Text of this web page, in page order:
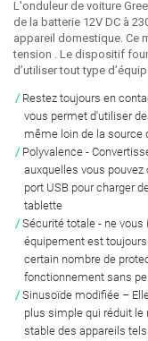
L'onduleur de voiture
de la batterie 12V DC à
appareil domestique. Ce
tension . Le dispositif
d’utiliser tout type
Restez toujours en
vous permet d'utiliser
même loin de la source
Polyvalence -
auxquelles vous
port USB pour charger
tablette
Sécurité totale - ne vous
équipement est
certain nombre de
fonctionnement sans
Sinusoïde modifiée –
plus simple qui réduit le
stable des appareils